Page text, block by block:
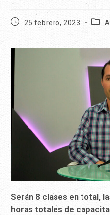
25 febrero, 2023
Serán 8 clases en total,
horas totales de